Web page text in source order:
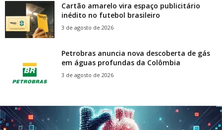
Cartão amarelo vira espaço publicitário
inédito no futebol brasileiro
3 de agosto de 2026
Petrobras anuncia nova descoberta de gás
em águas profundas da Colômbia
3 de agosto de 2026